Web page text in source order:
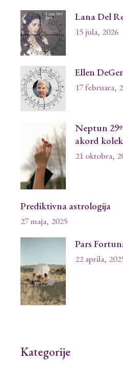
Lana Del
15 jula, 2026
Ellen
17 februara,
Neptun
akord
21 oktobra,
Prediktivna astrologija
27 maja, 2025
Pars
22 aprila,
Kategorije